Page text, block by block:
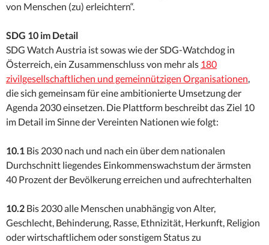
von Menschen (zu) erleichtern“.
SDG 10 im Detail
SDG Watch Austria ist sowas wie der SDG-Watchdog in
Österreich, ein Zusammenschluss von mehr als 180
zivilgesellschaftlichen und gemeinnützigen Organisationen,
die sich gemeinsam für eine ambitionierte Umsetzung der
Agenda 2030 einsetzen. Die Plattform beschreibt das Ziel 10
im Detail im Sinne der Vereinten Nationen wie folgt:
10.1 Bis 2030 nach und nach ein über dem nationalen
Durchschnitt liegendes Einkommenswachstum der ärmsten
40 Prozent der Bevölkerung erreichen und aufrechterhalten
10.2 Bis 2030 alle Menschen unabhängig von Alter,
Geschlecht, Behinderung, Rasse, Ethnizität, Herkunft, Religion
oder wirtschaftlichem oder sonstigem Status zu